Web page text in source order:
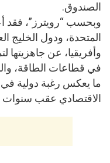
الصندوق.
وبحسب “رويترز”، فقد
المتحدة، ودول الخليج
وأفريقيا، عن جاهزيتها
في قطاعات الطاقة،
ما يعكس رغبة دولية
الاقتصادي عقب سنوات